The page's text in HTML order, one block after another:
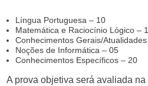
Língua Portuguesa – 10
Matemática e Raciocínio Lógico –
Conhecimentos Gerais/
Noções de Informática – 05
Conhecimentos Específicos – 20
A prova objetiva será avaliada